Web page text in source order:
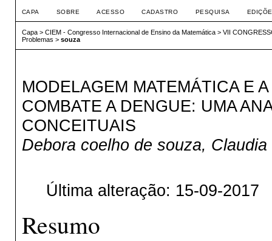
CAPA SOBRE ACESSO CADASTRO PESQUISA
Capa> CIEM - Congresso Internacional de Ensino da Matemática> VII
Problemas > souza
MODELAGEM MATEMÁTICA E
COMBATE A DENGUE: UMA
CONCEITUAIS
Debora coelho de souza,
Última alteração: 15-09-2017
Resumo